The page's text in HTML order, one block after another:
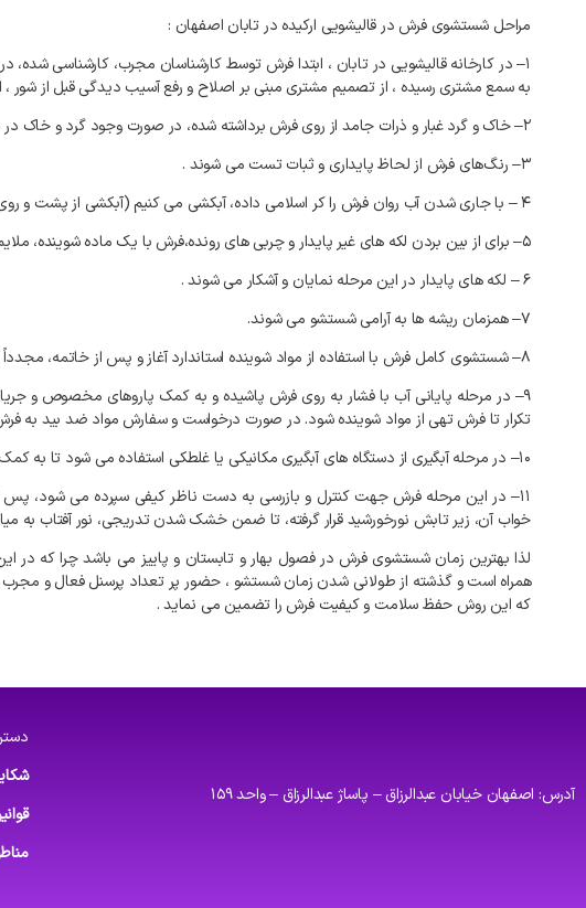
مراحل شستشوی فرش در قالیشویی ارکیده در تابان اصفهان :
۱–در کارخانه قالیشویی در تابان ، ابتدافرش توسط کارشناسان مجرب، کارشناسی شده، در
به سمع مشتری رسیده ، از تصمیم مشتری مبنی بر اصلاح و رفع آسیب دیدگی قبل از شور ،
۲–خاک و گرد غبار و ذرات جامد از روی فرش برداشته شده، در صورت وجود گرد و خاک در
۳–رنگ‌های فرش از لحاظ پایداری و ثبات تست می شوند .
۴– باجاری شدن آب روان فرش راکر اسلامی داده، آبکشی می کنیم(آبکشی از پشت و
۵–برای از بین بردن لکه های غیر پایدار و چربی های رونده،فرش با یک ماده شوینده،
۶– لکه های پایدار در این مرحله نمایان و آشکار می شوند.
۷–همزمان ریشه ها به آرامی شستشو می شوند.
۸–شستشوی کامل فرش با استفاده از مواد شوینده استاندارد آغاز و پس از خاتمه، مجدداً
۹– در مرحله پایانی آب با فشار به روی فرش پاشیده و به کمک پاروهای مخصوص و
تکرار تافرش تهی از مواد شوینده شود. در صورت درخواست و سفارش مواد ضد بید به
۱۰– در مرحله آبگیری از دستگاه های آبگیری مکانیکی یا غلطکی استفاده می شود تا به کمک
۱۱– در این مرحله فرش جهت کنترل و بازرسی به دست ناظر کیفی سپرده می شود، پس
خواب آن، زیر تابش نورخورشید قرار گرفته، تا ضمن خشک شدن تدریجی، نور آفتاب به
لذا بهترین زمان شستشوی فرش در فصول بهار و تابستان و پاییز می باشد چرا که در
همراه است و گذشته از طولانی شدن زمان شستشو ، حضور پر تعداد پرسنل فعال و مجرب
که این روش حفظسلامت و کیفیت فرش راتضمین می نماید.
آدرس: اصفهان خیابان عبدالرزاق – پاساژ عبدالرزاق – واحد ۱۵۹